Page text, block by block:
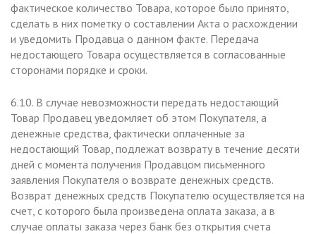
фактическое количество Товара, которое было принято,
сделать в них пометку о составлении Акта о расхождении
и уведомить Продавца о данном факте. Передача
недостающего Товара осуществляется в согласованные
сторонами порядке и сроки.
6.10. В случае невозможности передать недостающий
Товар Продавец уведомляет об этом Покупателя, а
денежные средства, фактически оплаченные за
недостающий Товар, подлежат возврату в течение десяти
дней с момента получения Продавцом письменного
заявления Покупателя о возврате денежных средств.
Возврат денежных средств Покупателю осуществляется на
счет, с которого была произведена оплата заказа, а в
случае оплаты заказа через банк без открытия счета